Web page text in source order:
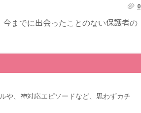
0
までに出会ったことのない保護者の
や、神対応エピソードなど、思わずカチ